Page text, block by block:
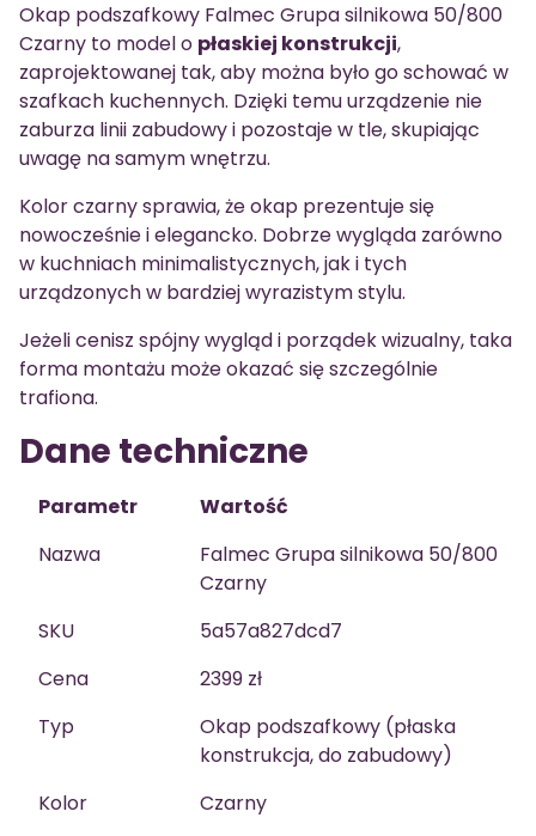
Okap podszafkowy Falmec Grupa silnikowa 50/800
Czarny to model o płaskiej konstrukcji,
zaprojektowanej tak, aby można było go schować w
szafkach kuchennych. Dzięki temu urządzenie nie
zaburza linii zabudowy i pozostaje w tle, skupiając
uwagę na samym wnętrzu.
Kolor czarny sprawia, że okap prezentuje się
nowocześnie i elegancko. Dobrze wygląda zarówno
w kuchniach minimalistycznych, jak i tych
urządzonych w bardziej wyrazistym stylu.
Jeżeli cenisz spójny wygląd i porządek wizualny, taka
forma montażu może okazać się szczególnie
trafiona.
Dane techniczne
Parametr
Wartość
Nazwa
Falmec Grupa silnikowa 50/800
Czarny
SKU
5a57a827dcd7
Cena
2399 zł
Typ
Okap podszafkowy (płaska
konstrukcja, do zabudowy)
Kolor
Czarny